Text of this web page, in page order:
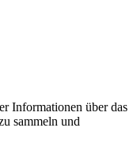
Informationen über das
sammeln und